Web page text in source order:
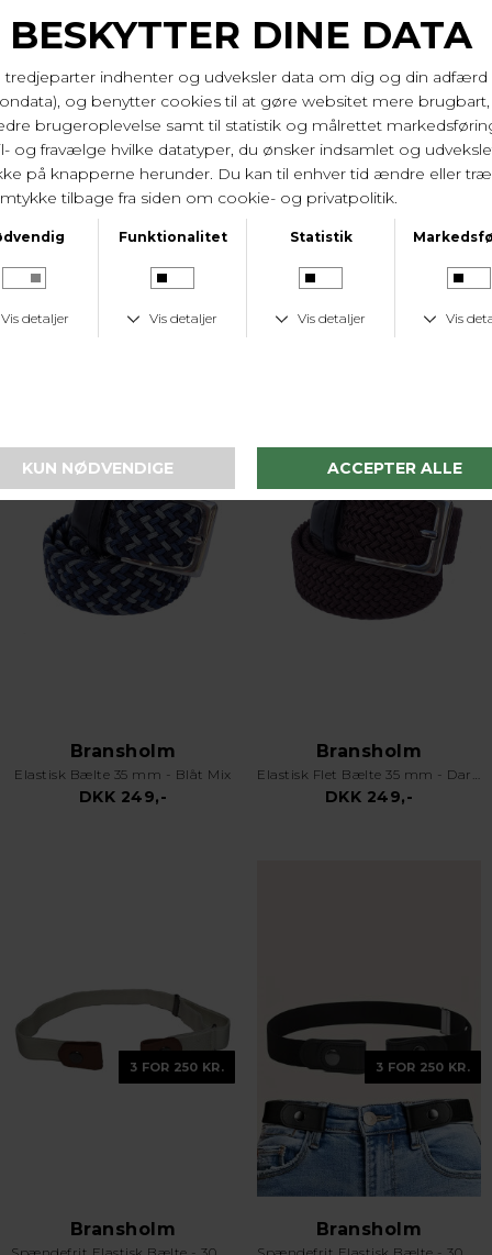
Bransholm
DKK 249,-
Bransholm
DKK 249,-
Bransholm
Elastisk Bælte 35 mm - Blåt Mix
DKK 249,-
Bransholm
Elastisk Flet Bælte 35 mm - Dark Brown
DKK 249,-
3 FOR 250 KR.
Bransholm
3 FOR 250 KR.
Bransholm